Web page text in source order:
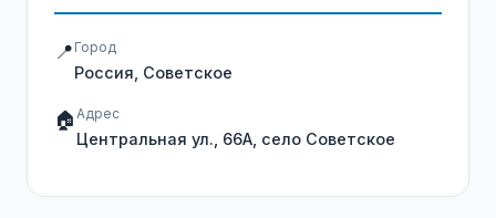
📍 Город
Россия, Советское
🏠 Адрес
Центральная ул., 66А, село Советское